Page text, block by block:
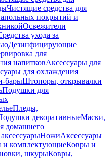
Чистящие средства для
покрытий и
Освежители
ухода за
Дезинфицирующие
для
напитковАксессуары для
для охлаждения
барыШтопоры, открывалки
Подушки для
Пледы,
декоративныеМаски,
домашнего
НожиАксессуары
и комплектующиеКовры и
шкурыКовры,